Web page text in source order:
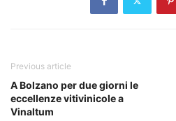
Previous article
A Bolzano per due giorni le
eccellenze vitivinicole a
Vinaltum